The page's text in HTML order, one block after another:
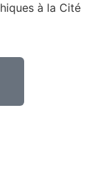
à la Cité